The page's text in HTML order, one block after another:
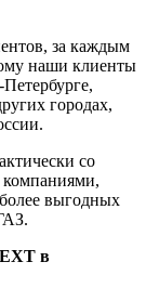
за каждым
наши клиенты
городах,
со
выгодных
в